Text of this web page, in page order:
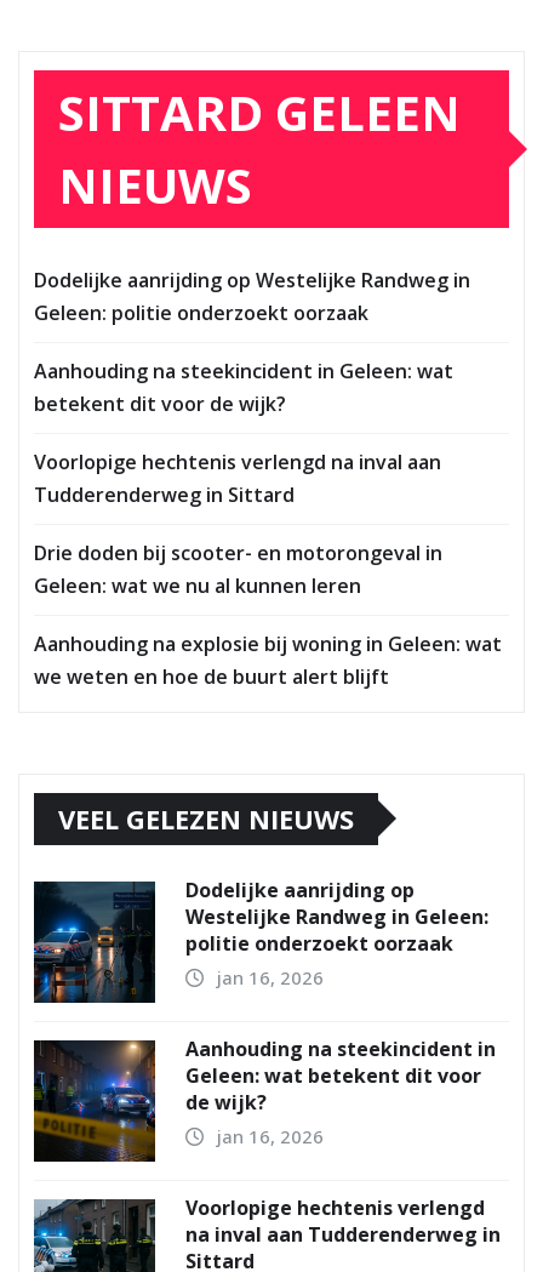
SITTARD GELEEN
NIEUWS
Dodelijke aanrijding op Westelijke Randweg in
Geleen: politie onderzoekt oorzaak
Aanhouding na steekincident in Geleen: wat
betekent dit voor de wijk?
Voorlopige hechtenis verlengd na inval aan
Tudderenderweg in Sittard
Drie doden bij scooter- en motorongeval in
Geleen: wat we nu al kunnen leren
Aanhouding na explosie bij woning in Geleen: wat
we weten en hoe de buurt alert blijft
VEEL GELEZEN NIEUWS
Dodelijke aanrijding op
Westelijke Randweg in Geleen:
politie onderzoekt oorzaak
jan 16, 2026
Aanhouding na steekincident in
Geleen: wat betekent dit voor
de wijk?
jan 16, 2026
Voorlopige hechtenis verlengd
na inval aan Tudderenderweg in
Sittard